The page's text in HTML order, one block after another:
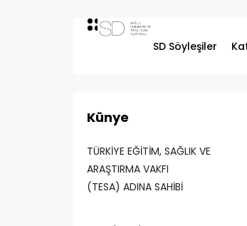
SD Söyleşiler
Künye
TÜRKİYE EĞİTİM, SAĞLIK VE
ARAŞTIRMA VAKFI
(TESA) ADINA SAHİBİ